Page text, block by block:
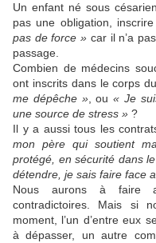
Un enfant né sous
pas une obligation,
pas de force » car il n’a
passage.
Combien de médecins
ont inscrits dans le corps
me dépêche », ou« Je
une source de stress » ?
Il y a aussi tous les
mon père qui soutient
protégé, en sécurité dans
détendre, je sais faire face
Nous aurons à faire
contradictoires. Mais si
moment, l’un d’entre eux
à dépasser, un autre